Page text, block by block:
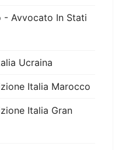
- Avvocato In Stati
Ucraina
Italia Marocco
Italia Gran